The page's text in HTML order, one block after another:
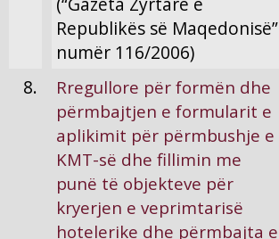
Republikës së Maqedonisë”
numër 116/2006)
8.
Rregullore për formën dhe
përmbajtjen e formularit e
aplikimit për përmbushje e
KMT-së dhe fillimin me
punë të objekteve për
kryerjen e veprimtarisë
hotelerike dhe përmbajta e